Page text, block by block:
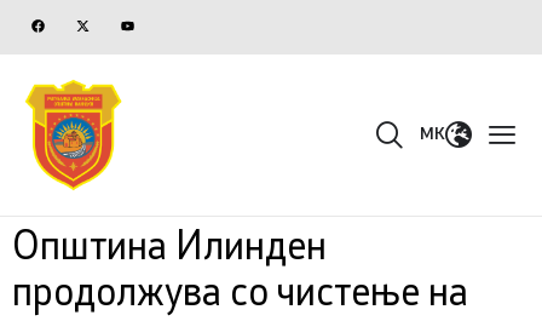
MK
Општина Илинден
продолжува со чистење на